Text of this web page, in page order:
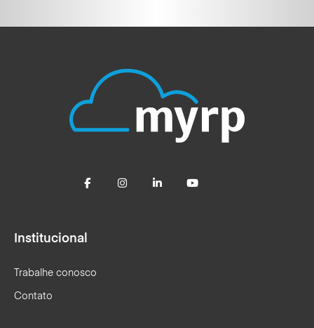
Institucional
Trabalhe conosco
Contato